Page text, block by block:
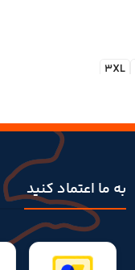
3XL
به ما اعتماد کنید